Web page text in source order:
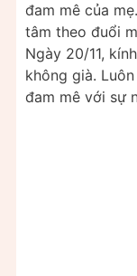
đam mê của
tâm theo đuổi
Ngày 20/11,
không già.
đam mê với sự